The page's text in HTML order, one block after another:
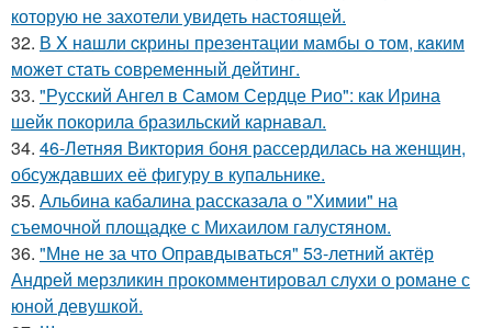
которую не захотели увидеть настоящей.
32. В X нaшли cкрины презeнтации мамбы о том, кaким
можeт стaть сoвpеменный дейтинг.
33. "Русский Ангел в Самом Сердце Рио": как Ирина
шейк покорила бразильский карнавал.
34. 46-Летняя Виктория боня рассердилась на женщин,
обсуждавших её фигуру в купальнике.
35. Альбина кабалина рассказала о "Химии" на
съемочной площадке с Михаилом галустяном.
36. "Мне не за что Оправдываться" 53-летний актёр
Андрей мерзликин прокомментировал слухи о романе с
юной девушкой.